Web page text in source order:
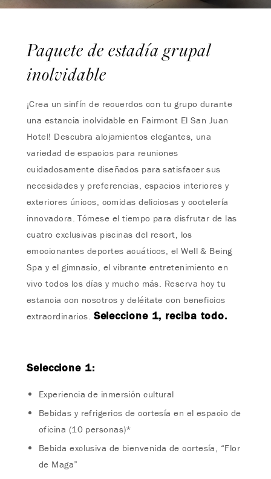
Paquete de estadía grupal
inolvidable
¡Crea un sinfín de recuerdos con tu grupo durante
una estancia inolvidable en Fairmont El San Juan
Hotel! Descubra alojamientos elegantes, una
variedad de espacios para reuniones
cuidadosamente diseñados para satisfacer sus
necesidades y preferencias, espacios interiores y
exteriores únicos, comidas deliciosas y coctelería
innovadora. Tómese el tiempo para disfrutar de las
cuatro exclusivas piscinas del resort, los
emocionantes deportes acuáticos, el Well & Being
Spa y el gimnasio, el vibrante entretenimiento en
vivo todos los días y mucho más. Reserva hoy tu
estancia con nosotros y deléitate con beneficios
extraordinarios. Seleccione 1, reciba todo.
Seleccione 1:
Experiencia de inmersión cultural
Bebidas y refrigerios de cortesía en el espacio de
oficina (10 personas)*
Bebida exclusiva de bienvenida de cortesía, “Flor
de Maga”